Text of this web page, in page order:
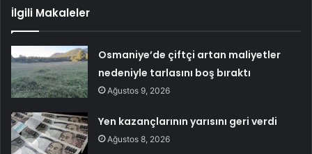
İlgili Makaleler
Osmaniye’de çiftçi artan maliyetler
nedeniyle tarlasını boş bıraktı
Ağustos 9, 2026
Yen kazançlarının yarısını geri verdi
Ağustos 8, 2026